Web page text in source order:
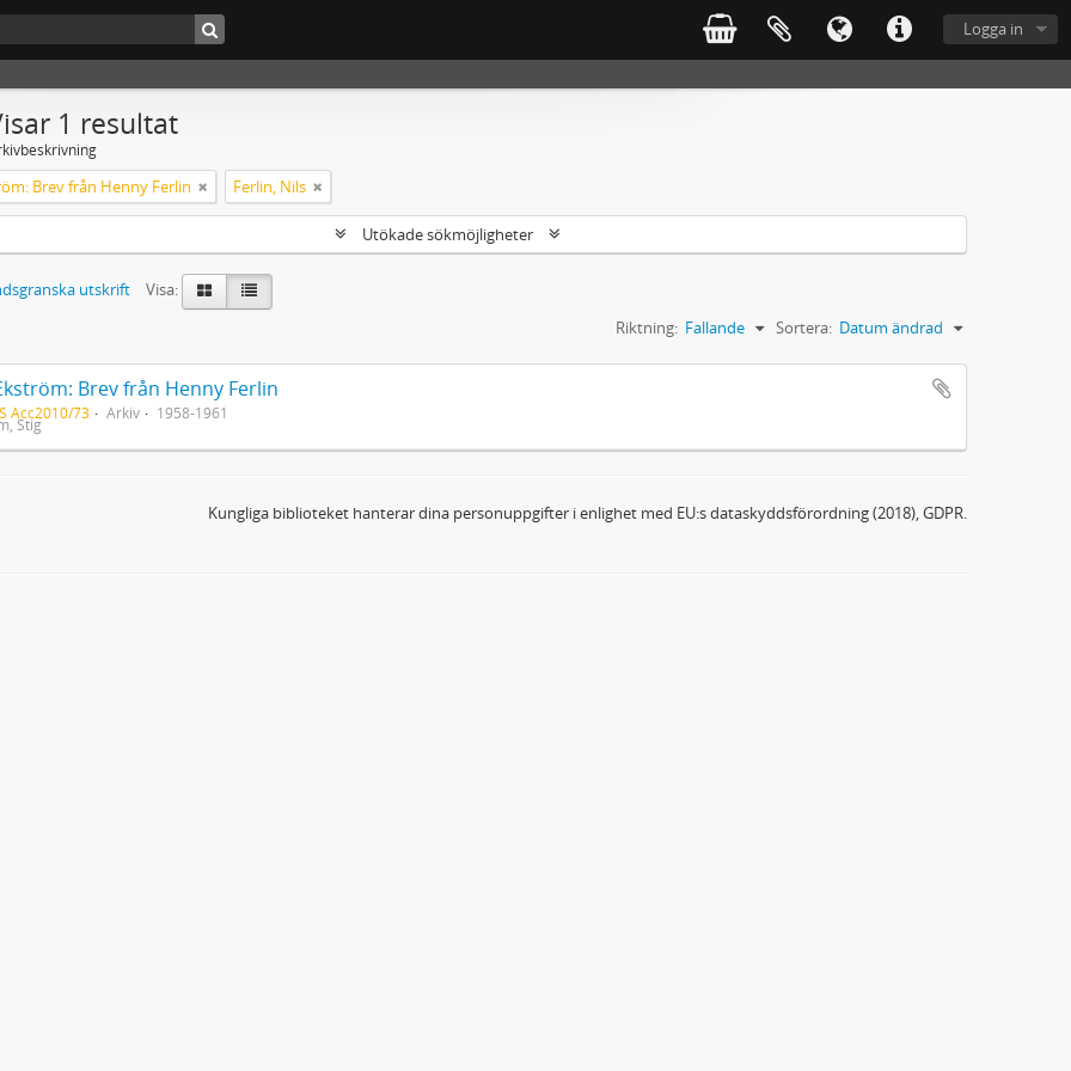
Logga in
1 resultat
Brev från Henny Ferlin Ferlin, Nils
Utökade sökmöjligheter
utskrift
Visa:
Sortera: Datum ändrad
Riktning: Fallande
Brev från Henny Ferlin
Acc2010/73 Arkiv 1958-1961
Stig
Kungliga biblioteket hanterar dina personuppgifter i enlighet med EU:s dataskyddsförordning (2018), GDPR.